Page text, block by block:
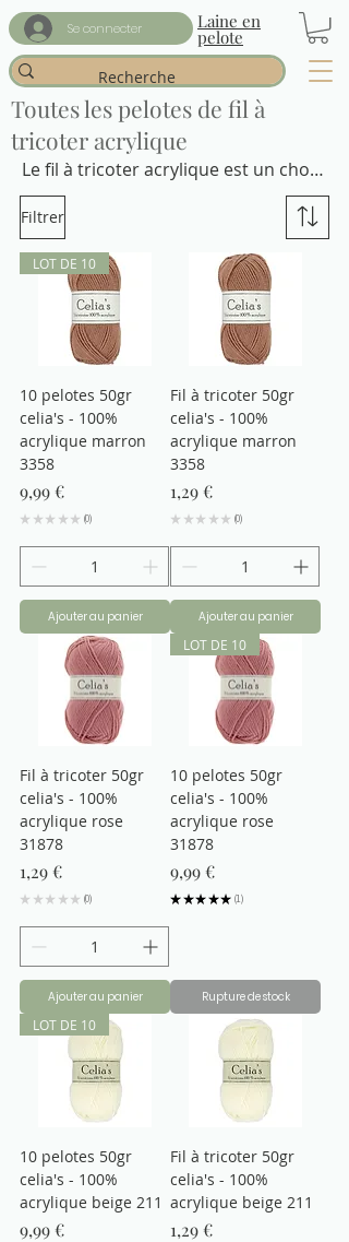
Se connecter Laine en
pelote
Toutes les pelotes de fil à
tricoter acrylique
Le fil à tricoter acrylique est un choix
populaire pour les tricoteurs
débutants et expérimentés. Il est
facile à travailler et offre une grande
variété de couleurs et de textures.
L'acrylique est également résistant
aux taches et facile à entretenir, ce
qui en fait un choix pour les projets
Filtrer
LOT DE 10
10 pelotes 50gr
celia's - 100%
acrylique marron
3358
Prix
9,99 €
★ ★ ★ ★ ★ 0
0
Ajouter au panier
Fil à tricoter 50gr
celia's - 100%
acrylique marron
3358
Prix
1,29 €
★ ★ ★ ★ ★ 0
0
Ajouter au panier
Fil à tricoter 50gr
celia's - 100%
acrylique rose
31878
Prix
1,29 €
★ ★ ★ ★ ★ 0
0
Ajouter au panier
LOT DE 10
10 pelotes 50gr
celia's - 100%
acrylique rose
31878
Prix
9,99 €
★ ★★ ★★ 1
1
Rupture de stock
LOT DE 10
10 pelotes 50gr
celia's - 100%
acrylique beige 211
Prix
9,99 €
Fil à tricoter 50gr
celia's - 100%
acrylique beige 211
Prix
1,29 €